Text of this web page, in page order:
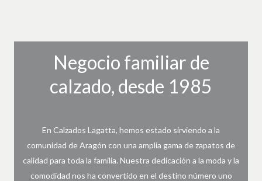
Negocio familiar de
calzado, desde 1985
En Calzados Lagatta, hemos estado sirviendo a la
comunidad de Aragón con una amplia gama de zapatos de
calidad para toda la familia. Nuestra dedicación a la moda y la
comodidad nos ha convertido en el destino número uno